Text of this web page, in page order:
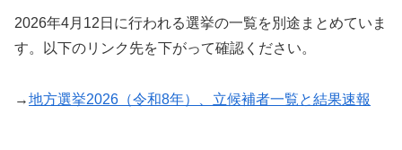
2026年4月12日に行われる選挙の一覧を別途まとめていま
す。以下のリンク先を下がって確認ください。
→地方選挙2026（令和8年）、立候補者一覧と結果速報